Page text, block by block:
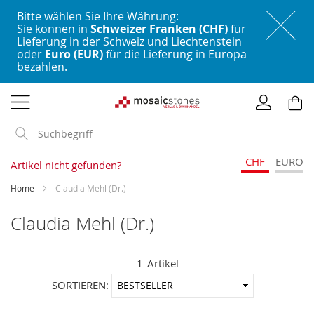
Bitte wählen Sie Ihre Währung:
Sie können in Schweizer Franken (CHF)für
Lieferung in der Schweiz und Liechtenstein
oder Euro (EUR)für die Lieferung in Europa
bezahlen.
zum
Inhalt
Artikel nicht gefunden? CHF EURO
Home Claudia Mehl (Dr.)
Claudia Mehl (Dr.)
1 Artikel
SORTIEREN: